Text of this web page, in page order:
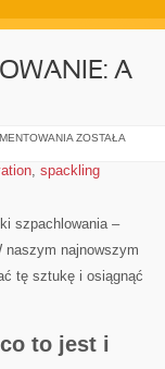
A
MASTERING
OF
FOR
BEGINNERS
ZOSTAŁA
, spackling
szpachlowania –
najnowszym
tę sztukę i osiągnąć
‍to jest i